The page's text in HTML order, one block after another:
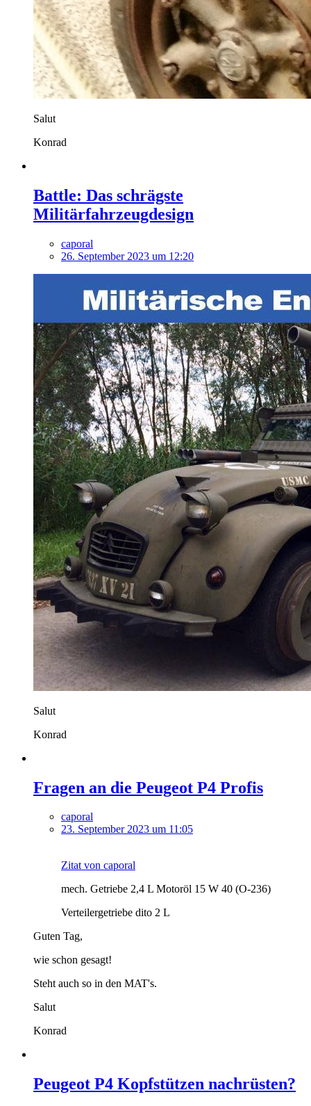
Salut
Konrad
Battle: Das schrägste
Militärfahrzeugdesign
caporal
26. September 2023 um 12:20
Salut
Konrad
Fragen an die Peugeot P4 Profis
caporal
23. September 2023 um 11:05
Zitat von caporal
mech. Getriebe 2,4 L Motoröl 15 W 40 (O-236)
Verteilergetriebe dito 2 L
Guten Tag,
wie schon gesagt!
Steht auch so in den MAT's.
Salut
Konrad
Peugeot P4 Kopfstützen nachrüsten?